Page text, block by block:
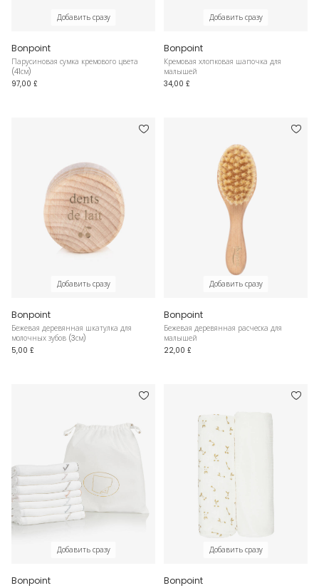
Добавить сразу
Bonpoint
Парусиновая сумка кремового цвета
(41см)
97,00 £
Добавить сразу
Bonpoint
Кремовая хлопковая шапочка для
малышей
34,00 £
Добавить сразу
Bonpoint
Бежевая деревянная шкатулка для
молочных зубов (3см)
5,00 £
Добавить сразу
Bonpoint
Бежевая деревянная расческа для
малышей
22,00 £
Добавить сразу
Bonpoint
Добавить сразу
Bonpoint